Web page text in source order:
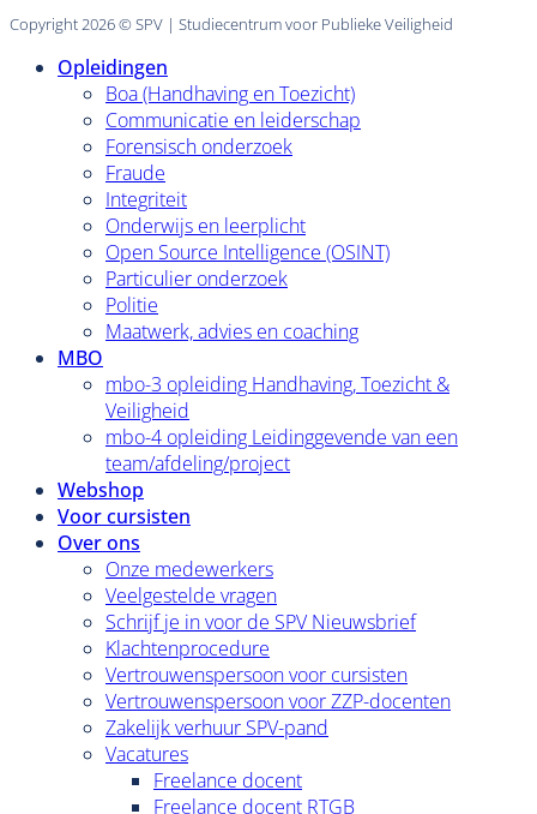
Copyright 2026 © SPV | Studiecentrum voor Publieke Veiligheid
Opleidingen
Boa (Handhaving en Toezicht)
Communicatie en leiderschap
Forensisch onderzoek
Fraude
Integriteit
Onderwijs en leerplicht
Open Source Intelligence (OSINT)
Particulier onderzoek
Politie
Maatwerk, advies en coaching
MBO
mbo-3 opleiding Handhaving, Toezicht &
Veiligheid
mbo-4 opleiding Leidinggevende van een
team/afdeling/project
Webshop
Voor cursisten
Over ons
Onze medewerkers
Veelgestelde vragen
Schrijf je in voor de SPV Nieuwsbrief
Klachtenprocedure
Vertrouwenspersoon voor cursisten
Vertrouwenspersoon voor ZZP-docenten
Zakelijk verhuur SPV-pand
Vacatures
Freelance docent
Freelance docent RTGB